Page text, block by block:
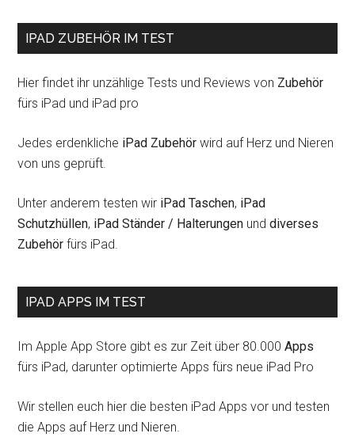
IPAD ZUBEHÖR IM TEST
Hier findet ihr unzählige Tests und Reviews von Zubehör
fürs iPad und iPad pro
Jedes erdenkliche iPad Zubehör wird auf Herz und Nieren
von uns geprüft.
Unter anderem testen wir iPad Taschen, iPad
Schutzhüllen, iPad Ständer / Halterungen unddiverses
Zubehör fürs iPad.
IPAD APPS IM TEST
Im Apple App Store gibt es zur Zeit über 80.000Apps
fürs iPad, darunter optimierte Apps fürs neue iPad Pro
Wir stellen euch hier die besten iPad Apps vor und testen
die Apps auf Herz und Nieren.